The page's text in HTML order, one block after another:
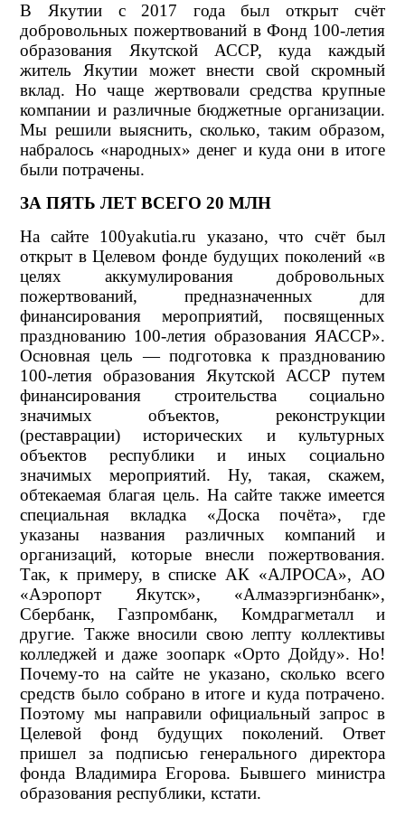
В Якутии с 2017 года был открыт счёт
добровольных пожертвований в Фонд 100-летия
образования Якутской АССР, куда каждый
житель Якутии может внести свой скромный
вклад. Но чаще жертвовали средства крупные
компании и различные бюджетные организации.
Мы решили выяснить, сколько, таким образом,
набралось «народных» денег и куда они в итоге
были потрачены.
ЗА ПЯТЬ ЛЕТ ВСЕГО 20 МЛН
На сайте 100yakutia.ru указано, что счёт был
открыт в Целевом фонде будущих поколений «в
целях аккумулирования добровольных
пожертвований, предназначенных для
финансирования мероприятий, посвященных
празднованию 100-летия образования ЯАССР».
Основная цель — подготовка к празднованию
100-летия образования Якутской АССР путем
финансирования строительства социально
значимых объектов, реконструкции
(реставрации) исторических и культурных
объектов республики и иных социально
значимых мероприятий. Ну, такая, скажем,
обтекаемая благая цель. На сайте также имеется
специальная вкладка «Доска почёта», где
указаны названия различных компаний и
организаций, которые внесли пожертвования.
Так, к примеру, в списке АК «АЛРОСА», АО
«Аэропорт Якутск», «Алмазэргиэнбанк»,
Сбербанк, Газпромбанк, Комдрагметалл и
другие. Также вносили свою лепту коллективы
колледжей и даже зоопарк «Орто Дойду». Но!
Почему-то на сайте не указано, сколько всего
средств было собрано в итоге и куда потрачено.
Поэтому мы направили официальный запрос в
Целевой фонд будущих поколений. Ответ
пришел за подписью генерального директора
фонда Владимира Егорова. Бывшего министра
образования республики, кстати.